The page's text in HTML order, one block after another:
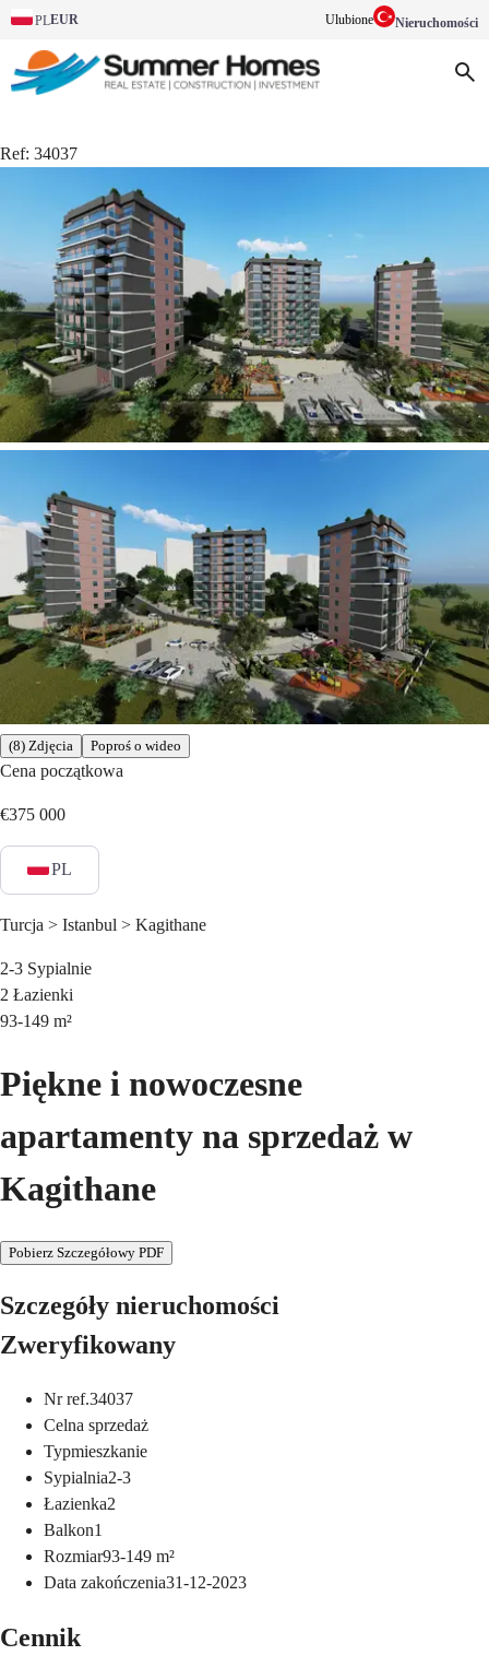
PLEUR Ulubione Nieruchomości
Ref: 34037
(8) Zdjęcia Poproś o wideo
Cena początkowa
€375 000
PL
Turcja > Istanbul > Kagithane
2-3 Sypialnie
2 Łazienki
93-149 m²
Piękne i nowoczesne
apartamenty na sprzedaż w
Kagithane
Pobierz Szczegółowy PDF
Szczegóły nieruchomości
Zweryfikowany
Nr ref.34037
Celna sprzedaż
Typmieszkanie
Sypialnia2-3
Łazienka2
Balkon1
Rozmiar93-149 m²
Data zakończenia31-12-2023
Cennik